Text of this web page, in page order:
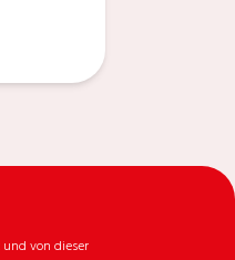
von dieser